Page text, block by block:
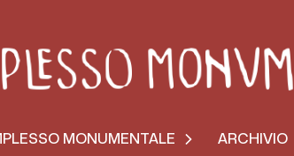
MONUMENTALE ARCHIVIO